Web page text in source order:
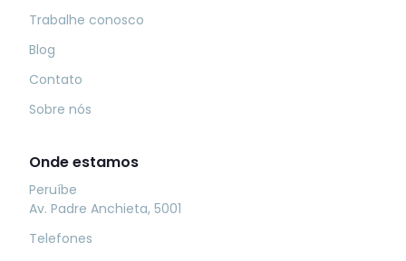
Trabalhe conosco
Blog
Contato
Sobre nós
Onde estamos
Peruíbe
Av. Padre Anchieta, 5001
Telefones